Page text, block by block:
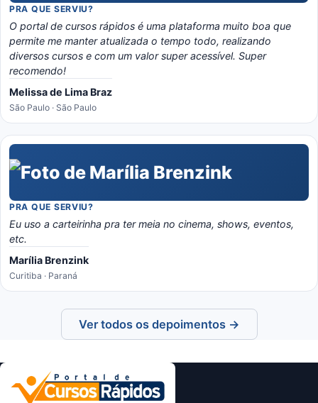
PRA QUE SERVIU?
O portal de cursos rápidos é uma plataforma muito boa que
permite me manter atualizada o tempo todo, realizando
diversos cursos e com um valor super acessível. Super
recomendo!
Melissa de Lima Braz
São Paulo · São Paulo
PRA QUE SERVIU?
Eu uso a carteirinha pra ter meia no cinema, shows, eventos,
etc.
Marília Brenzink
Curitiba · Paraná
Ver todos os depoimentos →